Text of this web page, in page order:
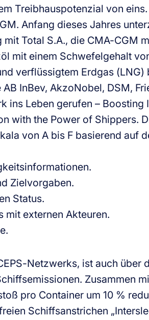
Treibhauspotenzial von eins.
Anfang dieses Jahres
mit Total S.A., die CMA-CGM
mit einem Schwefelgehalt
verflüssigtem Erdgas (LNG)
InBev, AkzoNobel, DSM,
ins Leben gerufen – Boosting
with the Power of Shippers.
von A bis F basierend auf
Zielvorgaben.
Status.
mit externen Akteuren.
Netzwerks, ist auch über
Zusammen
pro Container um 10 %
Schiffsanstrichen